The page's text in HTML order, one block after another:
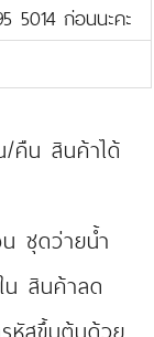
5014 ก่อนนะคะ
คืน สินค้าได้
ชุดว่ายน้ำ
น สินค้าลด